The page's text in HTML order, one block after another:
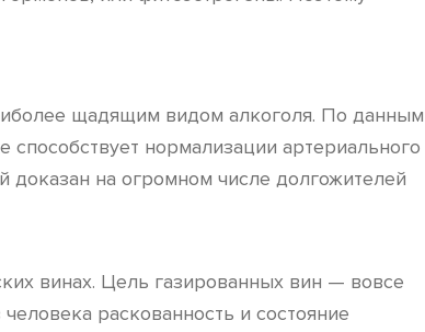
щадящим видом алкоголя. По данным
нормализации артериального
доказан на огромном числе долгожителей
винах. Цель газированных вин — вовсе
раскованность и состояние